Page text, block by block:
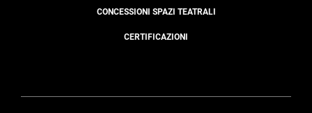
CONCESSIONI SPAZI TEATRALI
CERTIFICAZIONI